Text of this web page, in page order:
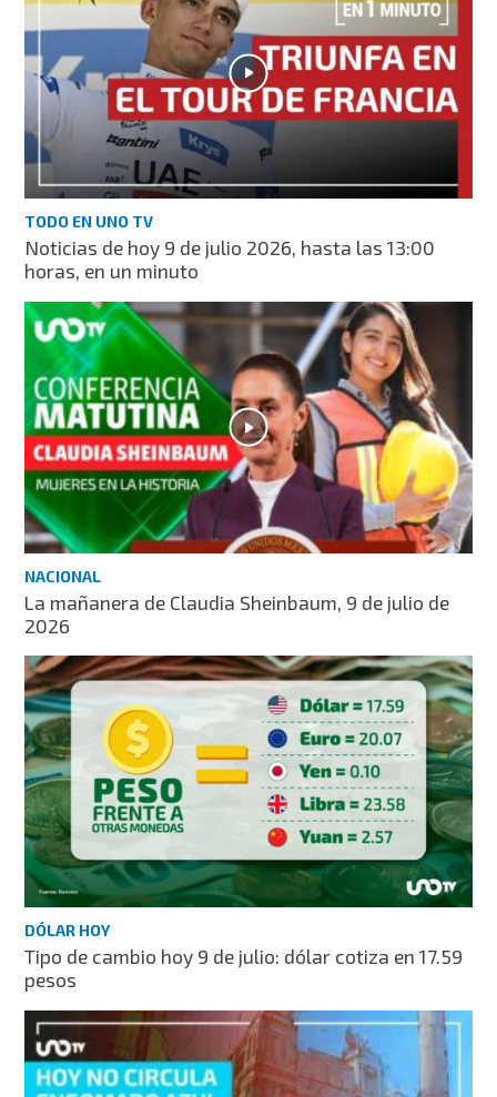
TODO EN UNO TV
Noticias de hoy 9 de julio 2026, hasta las 13:00
horas, en un minuto
NACIONAL
La mañanera de Claudia Sheinbaum, 9 de julio de
2026
DÓLAR HOY
Tipo de cambio hoy 9 de julio: dólar cotiza en 17.59
pesos